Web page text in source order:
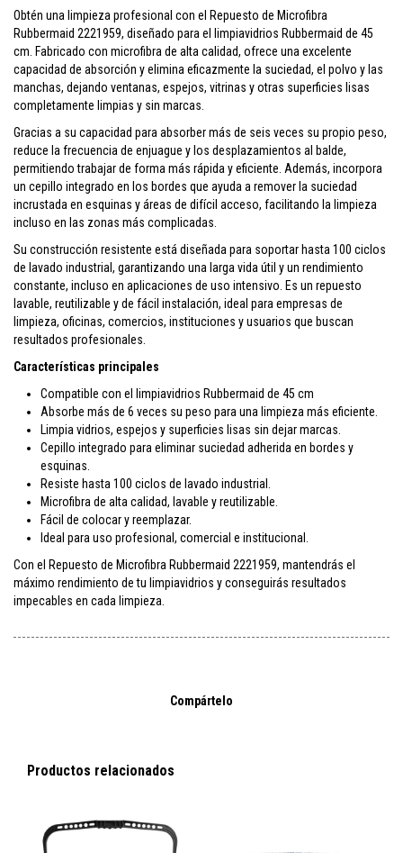
Obtén una limpieza profesional con el Repuesto de Microfibra
Rubbermaid 2221959, diseñado para el limpiavidrios Rubbermaid de 45
cm. Fabricado con microfibra de alta calidad, ofrece una excelente
capacidad de absorción y elimina eficazmente la suciedad, el polvo y las
manchas, dejando ventanas, espejos, vitrinas y otras superficies lisas
completamente limpias y sin marcas.
Gracias a su capacidad para absorber más de seis veces su propio peso,
reduce la frecuencia de enjuague y los desplazamientos al balde,
permitiendo trabajar de forma más rápida y eficiente. Además, incorpora
un cepillo integrado en los bordes que ayuda a remover la suciedad
incrustada en esquinas y áreas de difícil acceso, facilitando la limpieza
incluso en las zonas más complicadas.
Su construcción resistente está diseñada para soportar hasta 100 ciclos
de lavado industrial, garantizando una larga vida útil y un rendimiento
constante, incluso en aplicaciones de uso intensivo. Es un repuesto
lavable, reutilizable y de fácil instalación, ideal para empresas de
limpieza, oficinas, comercios, instituciones y usuarios que buscan
resultados profesionales.
Características principales
Compatible con el limpiavidrios Rubbermaid de 45 cm
Absorbe más de 6 veces su peso para una limpieza más eficiente.
Limpia vidrios, espejos y superficies lisas sin dejar marcas.
Cepillo integrado para eliminar suciedad adherida en bordes y
esquinas.
Resiste hasta 100 ciclos de lavado industrial.
Microfibra de alta calidad, lavable y reutilizable.
Fácil de colocar y reemplazar.
Ideal para uso profesional, comercial e institucional.
Con el Repuesto de Microfibra Rubbermaid 2221959, mantendrás el
máximo rendimiento de tu limpiavidrios y conseguirás resultados
impecables en cada limpieza.
Compártelo
Productos relacionados